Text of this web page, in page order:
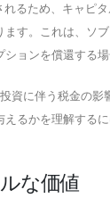
るため、キャピ
ます。これは、ソ
ョンを償還する
資に伴う税金の影
えるかを理解する
な価値